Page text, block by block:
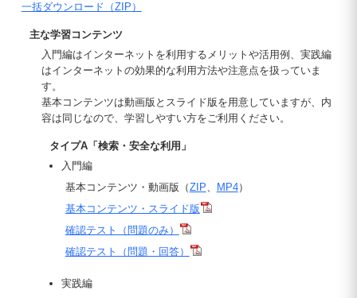
一括ダウンロード（ZIP）
主な学習コンテンツ
入門編はインターネットを利用するメリットや活用例、実践編
はインターネットの効果的な利用方法や注意点を扱っていま
す。
基本コンテンツは動画版とスライド版を用意していますが、内
容は同じなので、学習しやすい方をご利用ください。
タイプA「検索・安全な利用」
入門編
基本コンテンツ・動画版（ZIP、 MP4）
基本コンテンツ・スライド版
確認テスト（問題のみ）
確認テスト（問題・回答）
実践編